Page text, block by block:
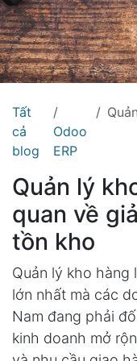
Tất
cả
blog
Odoo
ERP
Quản lý
Quản lý
quan về
tồn kho
Quản lý kho
lớn nhất mà các
Nam đang phải
kinh doanh mở